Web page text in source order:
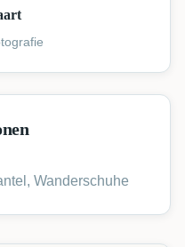
Wanderschuhe